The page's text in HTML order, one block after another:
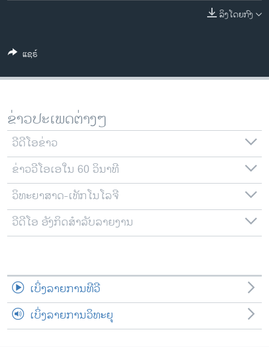
ຊຸມຊົນຊາວລາວ
ວິທະຍາສາດ-ເທັກໂນໂລຈີ
ພາສາອັງກິດ
ວີດີໂອ
ສຽງ
ລາຍການກະຈາຍສຽງ
ລາຍງານ
ຕິດຕາມພວກເຮົາ ທີ່
ລິງໂດຍກົງ
ແຊຣ໌
ຂ່າວປະເພດຕ່າງໆ
ວີດີໂອຂ່າວ
ຂ່າວວີໂອເອໃນ 60 ວິນາທີ
ວິທະຍາສາດ-ເທັກໂນໂລຈີ
ວີດີໂອ ອັງກິດສຳລັບລາຍງານ
ເບິ່ງລາຍການທີວີ
ເບິ່ງລາຍການວິທະຍຸ